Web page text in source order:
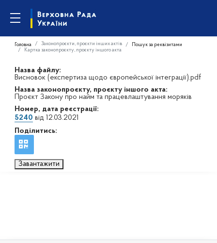
Головна Законопроєкти, проєкти інших актів
Пошук за реквізитами
Картка законопроєкту, проєкту іншого акта
Назва файлу:
Висновок (експертиза щодо європейської інтеграції).pdf
Назва законопроєкту, проєкту іншого акта:
Проєкт Закону про найм та працевлаштування моряків
Номер, дата реєстрації:
5240 від 12.03.2021
Поділитись:
Завантажити